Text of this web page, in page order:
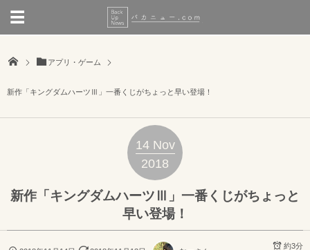
アプリ・ゲーム
新作「キングダムハーツⅢ」一番くじがちょっと早い登場！
14 Nov
2018
新作「キングダムハーツⅢ」一番くじがちょっと
早い登場！
約3分